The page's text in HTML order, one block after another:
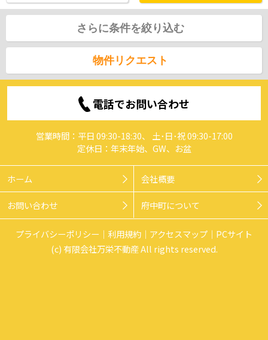
さらに条件を絞り込む
物件リクエスト
電話でお問い合わせ
営業時間：平日 09:30-18:30、 土･日･祝 09:30-17:00
定休日：年末年始、GW、お盆
ホーム 会社概要
お問い合わせ 府中町について
プライバシーポリシー 利用規約 アクセスマップ
PCサイト
(c) 有限会社万栄不動産 All rights reserved.